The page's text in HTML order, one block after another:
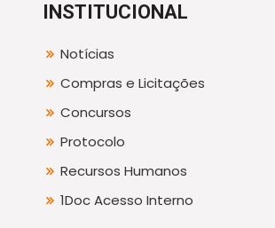
INSTITUCIONAL
Notícias
Compras e Licitações
Concursos
Protocolo
Recursos Humanos
1Doc Acesso Interno